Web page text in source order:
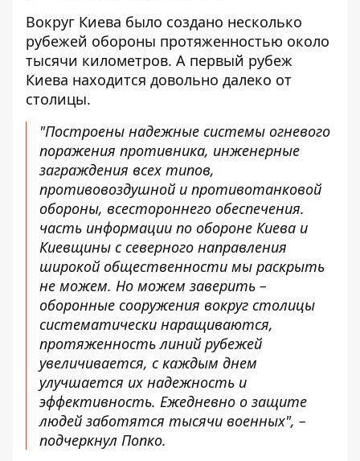
Вокруг Киева было создано несколько
рубежей обороны протяженностью около
тысячи километров. А первый рубеж
Киева находится довольно далеко от
столицы.
"Построены надежные системы огневого
поражения противника, инженерные
заграждения всех типов,
противовоздушной и противотанковой
обороны, всестороннего обеспечения.
часть информации по обороне Киева и
Киевщины с северного направления
широкой общественности мы раскрыть
не можем. Но можем заверить –
оборонные сооружения вокруг столицы
систематически наращиваются,
протяженность линий рубежей
увеличивается, с каждым днем ​​
улучшается их надежность и
эффективность. Ежедневно о защите
людей заботятся тысячи военных", –
подчеркнул Попко.